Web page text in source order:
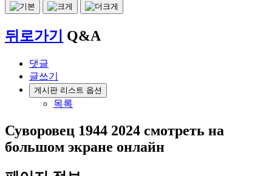
뒤로가기 Q&A
댓글
글쓰기
게시판 리스트 옵션
목록
Суворовец 1944 2024 смотреть на
большом экране онлайн